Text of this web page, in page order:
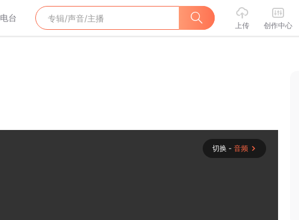
电台
上传 创作中心
切换 - 音频